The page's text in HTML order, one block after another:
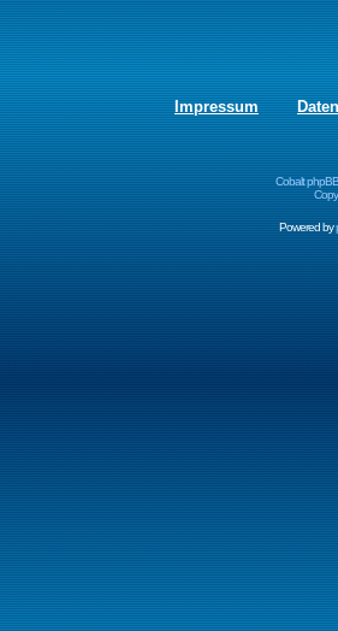
Impressum
Cobalt
Powered by